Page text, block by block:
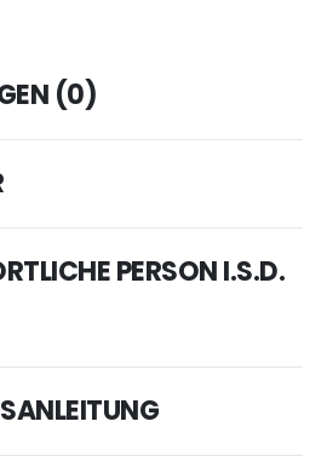
(0)
PERSON I.S.D.